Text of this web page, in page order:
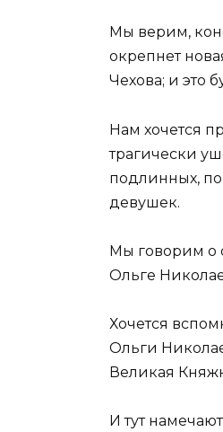
Мы верим,
окрепнет
Чехова; и это
Нам хочется
трагически
подлинных,
девушек.
Мы говорим о
Ольге
Хочется
Ольги
Великая
И тут